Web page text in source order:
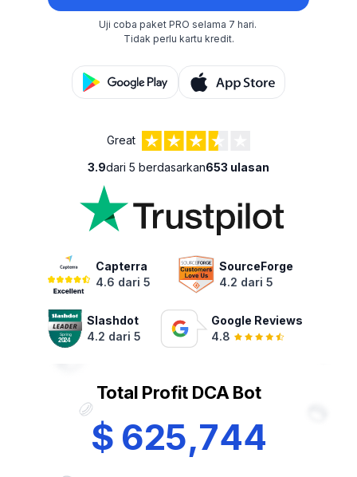
Uji coba paket PRO selama 7 hari.
Tidak perlu kartu kredit.
Great
3.9dari 5 berdasarkan653 ulasan
Capterra
4.6 dari 5
SourceForge
4.2 dari 5
Slashdot
4.2 dari 5
Google Reviews
4.8
Total Profit DCA Bot
$ 625,744